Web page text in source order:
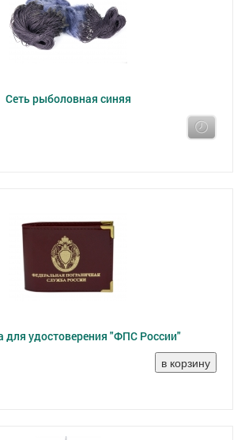
Сеть рыболовная синяя
для удостоверения "ФПС России"